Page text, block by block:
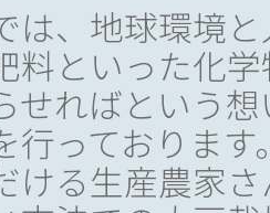
は、地球環境
料といった化
せればという
行っておりま
ける生産農家